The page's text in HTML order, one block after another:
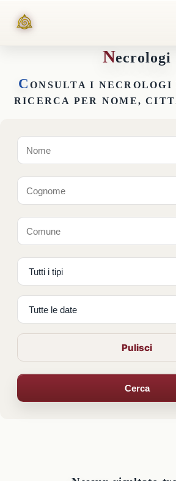
Necrologi
C ONSULTA I
RICERCA PER NOME,
Pulisci
Cerca